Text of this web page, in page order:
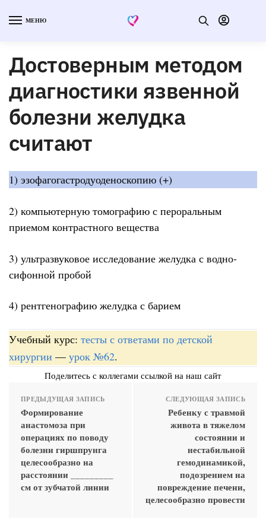
МЕНЮ
Достоверным методом
диагностики язвенной
болезни желудка
считают
1) эзофагогастродуоденоскопию (+)
2) компьютерную томографию с пероральным
приемом контрастного вещества
3) ультразвуковое исследование желудка с водно-
сифонной пробой
4) рентгенографию желудка с барием
Учебный курс: тесты с ответами по детской
хирургии — урок №62.
Поделитесь с коллегами ссылкой на наш сайт
ПРЕДЫДУЩАЯ ЗАПИСЬ
Формирование
анастомоза при
операциях по поводу
болезни гиршпрунга
целесообразно на
расстоянии _________
см от зубчатой линии
СЛЕДУЮЩАЯ ЗАПИСЬ
Ребенку с травмой
живота в тяжелом
состоянии и
нестабильной
гемодинамикой,
подозрением на
повреждение печени,
целесообразно провести